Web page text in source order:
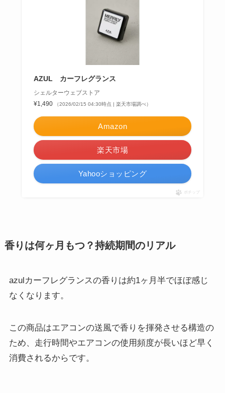
AZUL カーフレグランス
シェルターウェブストア
¥1,490
（2026/02/15 04:30時点 | 楽天市場調べ）
Amazon
楽天市場
Yahooショッピング
ポチップ
香りは何ヶ月もつ？持続期間のリアル
azulカーフレグランスの香りは約1ヶ月半でほぼ感じ
なくなります。
この商品はエアコンの送風で香りを揮発させる構造の
ため、走行時間やエアコンの使用頻度が長いほど早く
消費されるからです。